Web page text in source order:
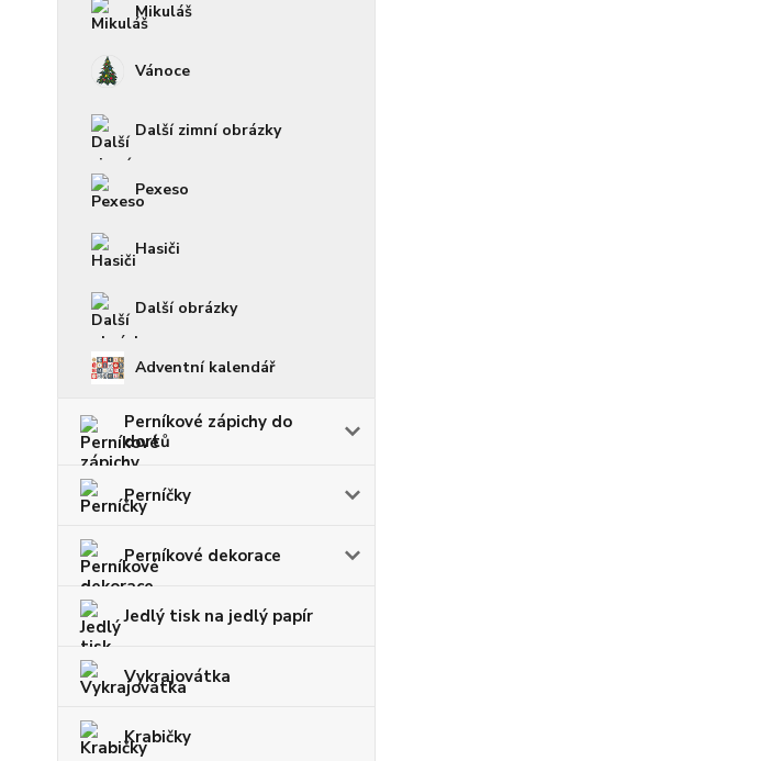
Mikuláš
Vánoce
Další zimní obrázky
Pexeso
Hasiči
Další obrázky
Adventní kalendář
Perníkové zápichy do
dortů
Perníčky
Perníkové dekorace
Jedlý tisk na jedlý papír
Vykrajovátka
Krabičky